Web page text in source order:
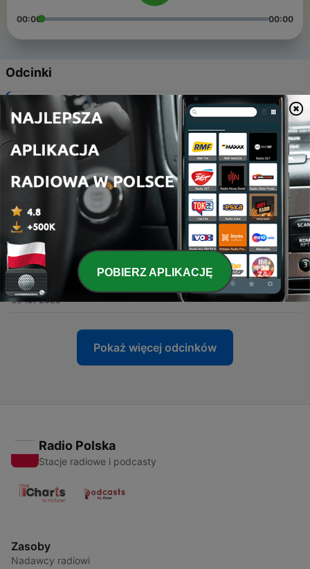
00:00 00:00
Odcinki
Христианство
09 lut 2025
14 - Синтоизм
Зороастризм
09 lut 2025
09 lut 2025
11 - Иудаизм
09 lut 2025
Pokaż więcej odcinków
Radio Polska
Stacje radiowe i podcasty
Zasoby
Nadawcy radiowi
POBIERZ APLIKACJĘ